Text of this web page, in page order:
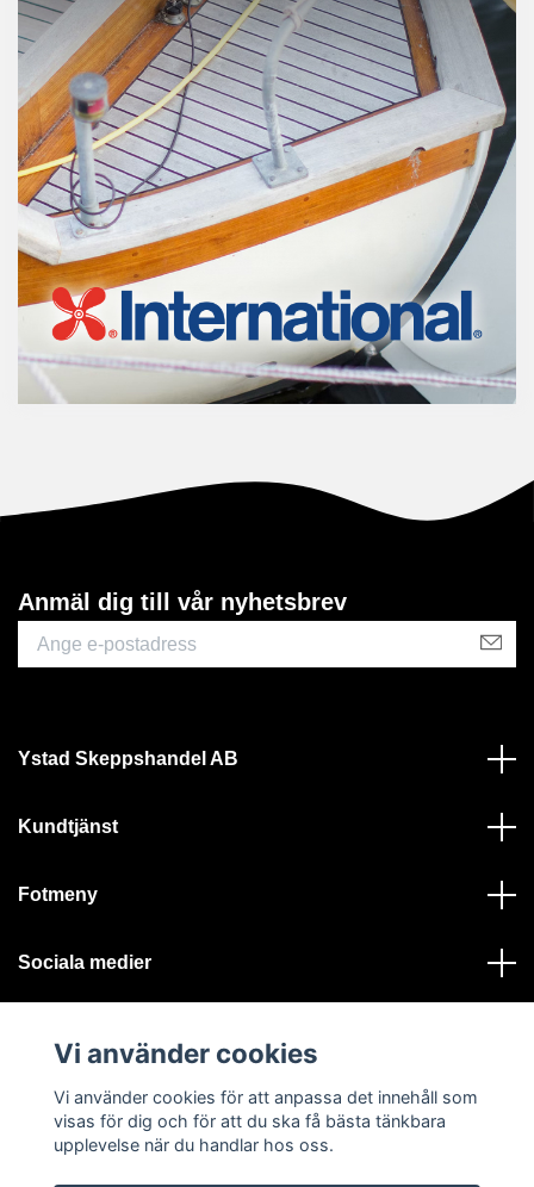
Anmäl dig till vår nyhetsbrev
Ystad Skeppshandel AB
Kundtjänst
Fotmeny
Sociala medier
© 2026 Ystad Skeppshandel - Alla rättigheter reserverade
Vi använder cookies
Vi använder cookies för att anpassa det innehåll som
visas för dig och för att du ska få bästa tänkbara
upplevelse när du handlar hos oss.